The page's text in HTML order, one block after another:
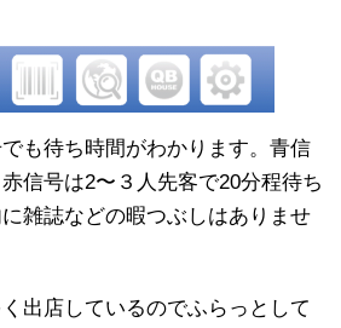
も待ち時間がわかります。青信
信号は2〜３人先客で20分程待ち
雑誌などの暇つぶしはありませ
出店しているのでふらっとして